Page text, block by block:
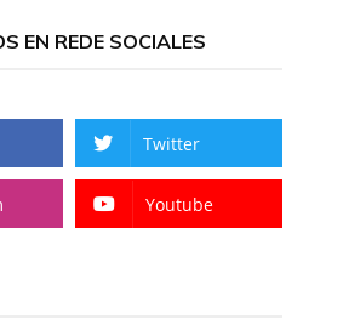
EN REDE SOCIALES
Twitter
Youtube